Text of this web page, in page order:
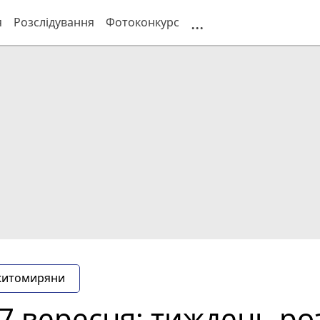
Розслідування Фотоконкурс ...